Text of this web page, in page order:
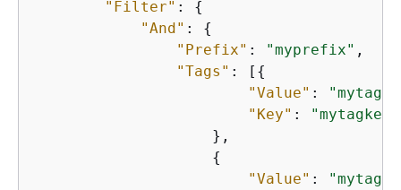
"Filter" : {
"And" : {
"Prefix" : "myprefix" ,
"Tags" : [ {
"Value" :
"Key" :
                    },
{
"Value" :